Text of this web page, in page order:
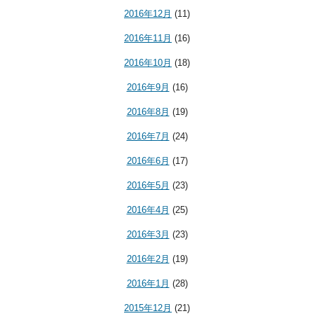
2016年12月 (11)
2016年11月 (16)
2016年10月 (18)
2016年9月 (16)
2016年8月 (19)
2016年7月 (24)
2016年6月 (17)
2016年5月 (23)
2016年4月 (25)
2016年3月 (23)
2016年2月 (19)
2016年1月 (28)
2015年12月 (21)